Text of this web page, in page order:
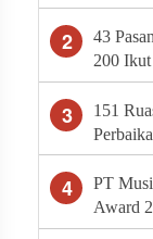
Minta
2
43
200
3
151
4
PT
Award